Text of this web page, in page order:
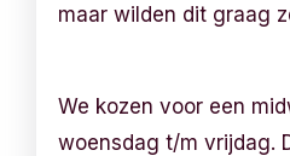
maar wilden dit graag
We kozen voor een
woensdag t/m vrijdag.